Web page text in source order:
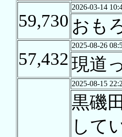
59,730
2026-03-14
おも
57,432
2025-08-26
現道
2025-08-15
黒磯
して